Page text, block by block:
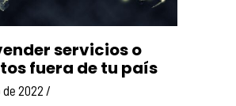
servicios o
fuera de tu país
de 2022